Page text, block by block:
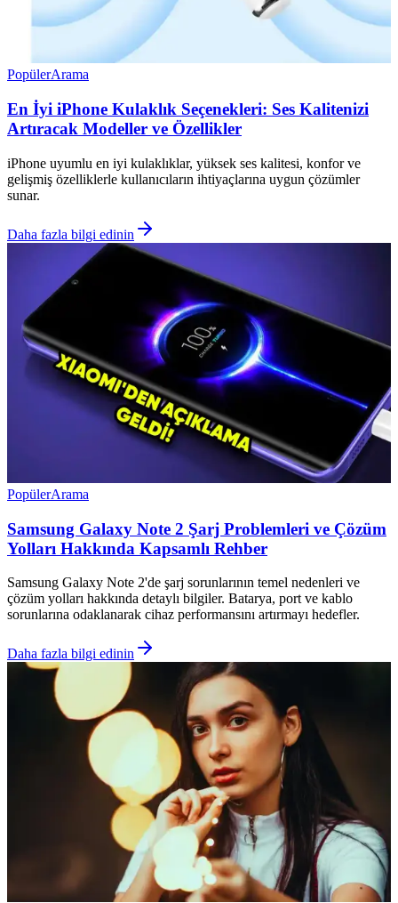
PopülerArama
En İyi iPhone Kulaklık Seçenekleri: Ses Kalitenizi
Artıracak Modeller ve Özellikler
iPhone uyumlu en iyi kulaklıklar, yüksek ses kalitesi, konfor ve
gelişmiş özelliklerle kullanıcıların ihtiyaçlarına uygun çözümler
sunar.
Daha fazla bilgi edinin
PopülerArama
Samsung Galaxy Note 2 Şarj Problemleri ve Çözüm
Yolları Hakkında Kapsamlı Rehber
Samsung Galaxy Note 2'de şarj sorunlarının temel nedenleri ve
çözüm yolları hakkında detaylı bilgiler. Batarya, port ve kablo
sorunlarına odaklanarak cihaz performansını artırmayı hedefler.
Daha fazla bilgi edinin